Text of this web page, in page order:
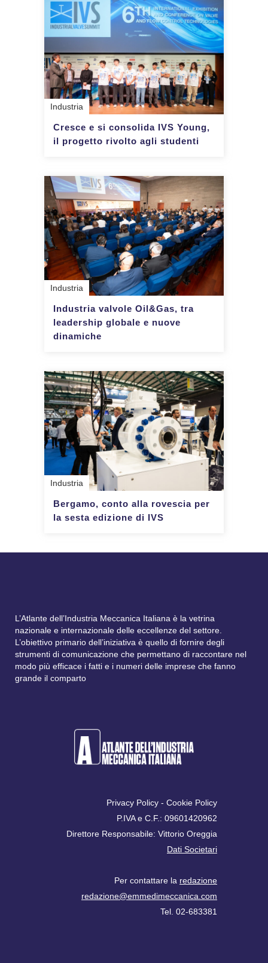
Industria
Cresce e si consolida IVS Young,
il progetto rivolto agli studenti
Industria
Industria valvole Oil&Gas, tra
leadership globale e nuove
dinamiche
Industria
Bergamo, conto alla rovescia per
la sesta edizione di IVS
L’Atlante dell’Industria Meccanica Italiana è la vetrina
nazionale e internazionale delle eccellenze del settore.
L’obiettivo primario dell’iniziativa è quello di fornire degli
strumenti di comunicazione che permettano di raccontare nel
modo più efficace i fatti e i numeri delle imprese che fanno
grande il comparto
Privacy Policy - Cookie Policy
P.IVA e C.F.: 09601420962
Direttore Responsabile: Vittorio Oreggia
Dati Societari
Per contattare la redazione
redazione@emmedimeccanica.com
Tel. 02-683381